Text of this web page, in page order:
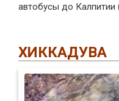
автобусы до Калпитии
ХИККАДУВА